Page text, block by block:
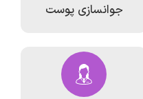
جوانسازی پوست